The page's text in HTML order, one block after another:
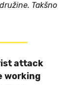
Takšno
attack
working